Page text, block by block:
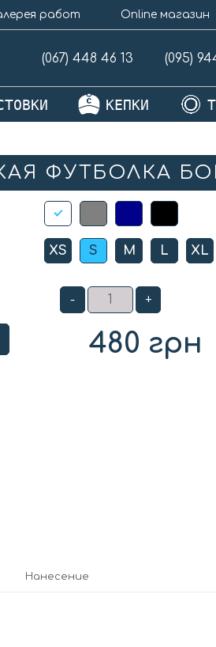
работ Online магазин
(067) 448 46 13 (095)
КЕПКИ
ФУТБОЛКА
XS S M L XL
- +
480 грн
Нанесение